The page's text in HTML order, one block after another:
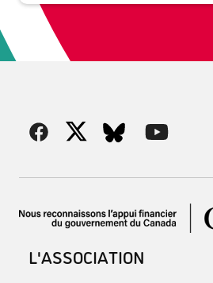
L'ASSOCIATION